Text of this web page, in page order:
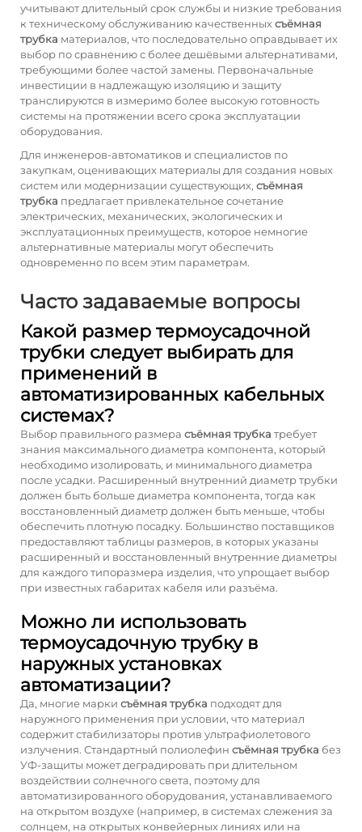
учитывают длительный срок службы и низкие требования
к техническому обслуживанию качественных съёмная
трубка материалов, что последовательно оправдывает их
выбор по сравнению с более дешёвыми альтернативами,
требующими более частой замены. Первоначальные
инвестиции в надлежащую изоляцию и защиту
транслируются в измеримо более высокую готовность
системы на протяжении всего срока эксплуатации
оборудования.
Для инженеров-автоматиков и специалистов по
закупкам, оценивающих материалы для создания новых
систем или модернизации существующих, съёмная
трубка предлагает привлекательное сочетание
электрических, механических, экологических и
эксплуатационных преимуществ, которое немногие
альтернативные материалы могут обеспечить
одновременно по всем этим параметрам.
Часто задаваемые вопросы
Какой размер термоусадочной
трубки следует выбирать для
применений в
автоматизированных кабельных
системах?
Выбор правильного размера съёмная трубка требует
знания максимального диаметра компонента, который
необходимо изолировать, и минимального диаметра
после усадки. Расширенный внутренний диаметр трубки
должен быть больше диаметра компонента, тогда как
восстановленный диаметр должен быть меньше, чтобы
обеспечить плотную посадку. Большинство поставщиков
предоставляют таблицы размеров, в которых указаны
расширенный и восстановленный внутренние диаметры
для каждого типоразмера изделия, что упрощает выбор
при известных габаритах кабеля или разъёма.
Можно ли использовать
термоусадочную трубку в
наружных установках
автоматизации?
Да, многие марки съёмная трубка подходят для
наружного применения при условии, что материал
содержит стабилизаторы против ультрафиолетового
излучения. Стандартный полиолефин съёмная трубка без
УФ-защиты может деградировать при длительном
воздействии солнечного света, поэтому для
автоматизированного оборудования, устанавливаемого
на открытом воздухе (например, в системах слежения за
солнцем, на открытых конвейерных линиях или на